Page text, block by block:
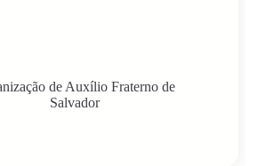
de Auxílio Fraterno de
Salvador